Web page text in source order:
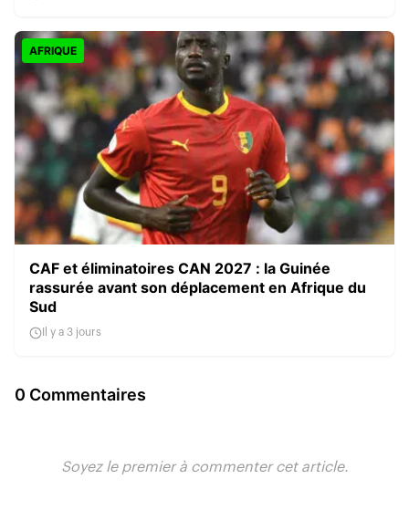
AFRIQUE
CAF et éliminatoires CAN 2027 : la Guinée
rassurée avant son déplacement en Afrique du
Sud
Il y a 3 jours
0 Commentaires
Soyez le premier à commenter cet article.